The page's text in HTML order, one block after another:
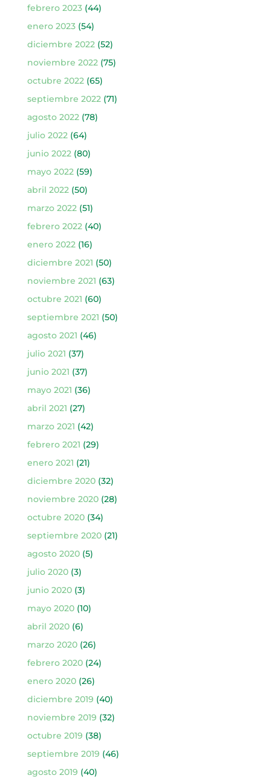
febrero 2023(44)
enero 2023(54)
diciembre 2022(52)
noviembre 2022(75)
octubre 2022(65)
septiembre 2022(71)
agosto 2022(78)
julio 2022(64)
junio 2022(80)
mayo 2022(59)
abril 2022(50)
marzo 2022(51)
febrero 2022(40)
enero 2022(16)
diciembre 2021 (50)
noviembre 2021 (63)
octubre 2021 (60)
septiembre 2021 (50)
agosto 2021 (46)
julio 2021 (37)
junio 2021 (37)
mayo 2021 (36)
abril 2021 (27)
marzo 2021 (42)
febrero 2021 (29)
enero 2021 (21)
diciembre 2020(32)
noviembre 2020(28)
octubre 2020(34)
septiembre 2020(21)
agosto 2020(5)
julio 2020(3)
junio 2020(3)
mayo 2020(10)
abril 2020(6)
marzo 2020(26)
febrero 2020(24)
enero 2020(26)
diciembre 2019 (40)
noviembre 2019 (32)
octubre 2019 (38)
septiembre 2019 (46)
agosto 2019 (40)